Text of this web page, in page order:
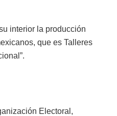
interior la producción
que es Talleres
Electoral,